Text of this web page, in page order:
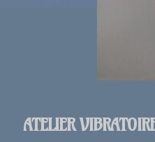
ATELIER